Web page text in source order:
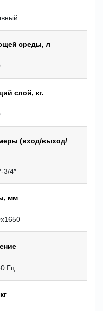
среды, л
слой, кг.
(вход/выход/
3/4″
мм
Гц